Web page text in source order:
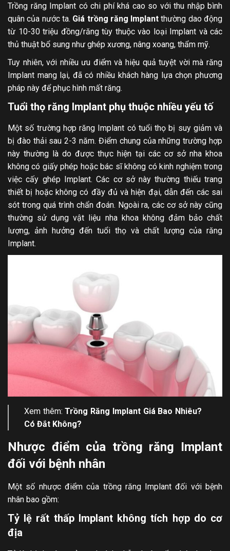
Trồng răng Implant có chi phí khá cao so với thu nhập bình
quân của nước ta. Giá trồng răng Implant thường dao động
từ 10-30 triệu đồng/răng tùy thuộc vào loại Implant và các
thủ thuật bổ sung như ghép xương, nâng xoang, thẩm mỹ.
Tuy nhiên, với nhiều ưu điểm và hiệu quả tuyệt vời mà răng
Implant mang lại, đã có nhiều khách hàng lựa chọn phương
pháp này để phục hình mất răng.
Tuổi thọ răng Implant phụ thuộc nhiều yếu tố
Một số trường hợp răng Implant có tuổi thọ bị suy giảm và
bị đào thải sau 2-3 năm. Điểm chung của những trường hợp
này thường là do được thực hiện tại các cơ sở nha khoa
không có giấy phép hoặc bác sĩ không có kinh nghiệm trong
việc cấy ghép Implant. Các cơ sở này thường thiếu trang
thiết bị hoặc không có đầy đủ và hiện đại, dẫn đến các sai
sót trong quá trình chẩn đoán. Ngoài ra, các cơ sở này cũng
thường sử dụng vật liệu nha khoa không đảm bảo chất
lượng, ảnh hưởng đến tuổi thọ và chất lượng của răng
Implant.
Xem thêm:Trồng Răng Implant Giá Bao Nhiêu?
Có Đắt Không?
Nhược điểm của trồng răng Implant
đối với bệnh nhân
Một số nhược điểm của trồng răng Implant đối với bệnh
nhân bao gồm:
Tỷ lệ rất thấp Implant không tích hợp do cơ
địa